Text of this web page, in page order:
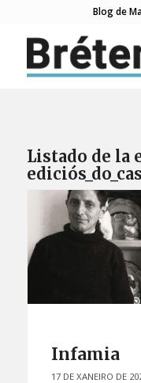
Blog de
Listado de la
Infamia
17 DE XANEIRO DE